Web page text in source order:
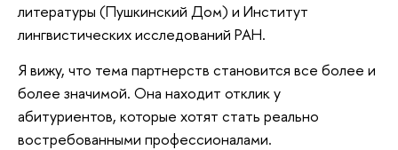
литературы (Пушкинский Дом) и Институт
лингвистических исследований РАН.
Я вижу, что тема партнерств становится все более и
более значимой. Она находит отклик у
абитуриентов, которые хотят стать реально
востребованными профессионалами.